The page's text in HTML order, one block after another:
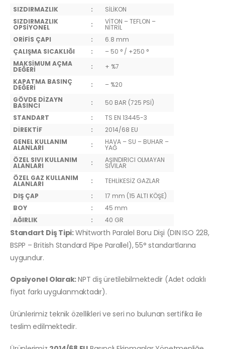
SIZDIRMAZLIK
:
SİLİKON
SIZDIRMAZLIK
OPSİYONEL : VİTON – TEFLON –
NİTRİL
ORİFİS ÇAPI
:
6.8 mm
ÇALIŞMA SICAKLIĞI
:
– 50 ° / +250 °
MAKSİMUM AÇMA
DEĞERİ :
+ %7
KAPATMA BASINÇ
DEĞERİ :
– %20
GÖVDE DİZAYN
BASINCI :
50 BAR (725 PSİ)
STANDART
:
TS EN 13445-3
DİREKTİF
:
2014/68 EU
GENEL KULLANIM
ALANLARI : HAVA – SU – BUHAR –
YAĞ
ÖZEL SIVI KULLANIM
ALANLARI : AŞINDIRICI OLMAYAN
SIVILAR
ÖZEL GAZ KULLANIM
ALANLARI :
TEHLİKESİZ GAZLAR
DIŞ ÇAP
:
17 mm (15 ALTI KÖŞE)
BOY
:
45 mm
AĞIRLIK
: 40 GR
Standart Diş Tipi:Whitworth Paralel Boru Dişi (DIN ISO 228,
BSPP – British Standard Pipe Parallel), 55° standartlarına
uygundur.
Opsiyonel Olarak:NPT diş üretilebilmektedir (Adet odaklı
fiyat farkı uygulanmaktadır).
Ürünlerimiz teknik özellikleri ve seri no bulunan sertifika ile
teslim edilmektedir.